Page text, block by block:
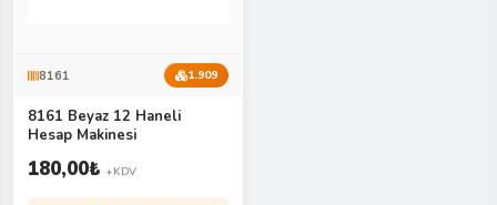
8161 1.909
8161 Beyaz 12 Haneli
Hesap Makinesi
180,00₺ +KDV